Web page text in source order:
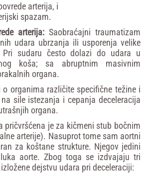
arterija, i
spazam.
arterija: Saobraćajni traumatizam
udara ubrzanja ili usporenja velike
Pri sudaru često dolazi do udara u
koša; sa abruptnim masivnim
organa.
o organima različite specifične težine i
sile istezanja i cepanja deceleracija
organa.
pričvršćena je za kičmeni stub bočnim
arterije). Nasuprot tome sam aortni
za koštane strukture. Njegov jedini
aorte. Zbog toga se izdvajaju tri
dejstvu udara pri deceleraciji: